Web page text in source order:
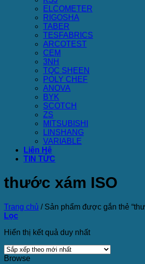
ELCOMETER
RIGOSHA
TABER
TESFABRICS
ARCOTEST
CEM
3NH
TQC SHEEN
POLY CHEF
ANOVA
BYK
SCOTCH
ZS
MITSUBISHI
LINSHANG
VARIABLE
Liên Hệ
TIN TỨC
thước xám ISO
Trang chủ /Sản phẩm được gắn thẻ
Lọc
Hiển thị kết quả duy nhất
Browse